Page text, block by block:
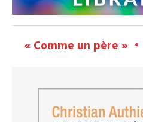
« Comme un père »